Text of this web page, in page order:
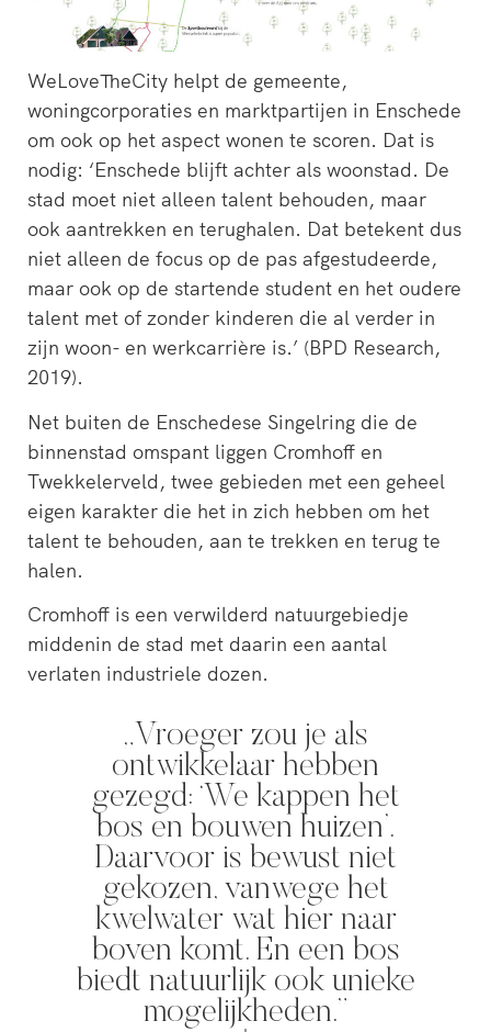
WeLoveTheCity helpt de gemeente,
woningcorporaties en marktpartijen in Enschede
om ook op het aspect wonen te scoren. Dat is
nodig: ‘Enschede blijft achter als woonstad. De
stad moet niet alleen talent behouden, maar
ook aantrekken en terughalen. Dat betekent dus
niet alleen de focus op de pas afgestudeerde,
maar ook op de startende student en het oudere
talent met of zonder kinderen die al verder in
zijn woon- en werkcarrière is.’ (BPD Research,
2019).
Net buiten de Enschedese Singelring die de
binnenstad omspant liggen Cromhoff en
Twekkelerveld, twee gebieden met een geheel
eigen karakter die het in zich hebben om het
talent te behouden, aan te trekken en terug te
halen.
Cromhoff is een verwilderd natuurgebiedje
middenin de stad met daarin een aantal
verlaten industriele dozen.
„Vroeger zou je als
ontwikkelaar hebben
gezegd: ‘We kappen het
bos en bouwen huizen’.
Daarvoor is bewust niet
gekozen, vanwege het
kwelwater wat hier naar
boven komt. En een bos
biedt natuurlijk ook unieke
mogelijkheden.”